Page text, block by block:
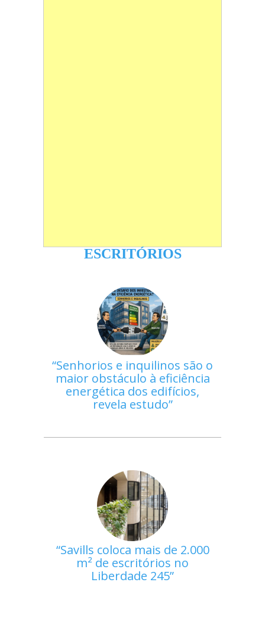
ESCRITÓRIOS
Senhorios e inquilinos são o
maior obstáculo à eficiência
energética dos edifícios,
revela estudo
Savills coloca mais de 2.000
m² de escritórios no
Liberdade 245